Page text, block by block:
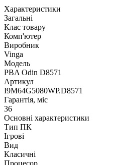
Характеристики
Загальні
Клас товару
Комп'ютер
Виробник
Vinga
Модель
PBA Odin D8571
Артикул
I9M64G5080WP.D8571
Гарантія, міс
36
Основні характеристики
Тип ПК
Ігрові
Вид
Класичні
Процесор